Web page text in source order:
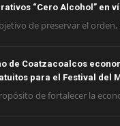
“Cero Alcohol” en
de preservar el orden,
de Coatzacoalcos
para el Festival del
de fortalecer la